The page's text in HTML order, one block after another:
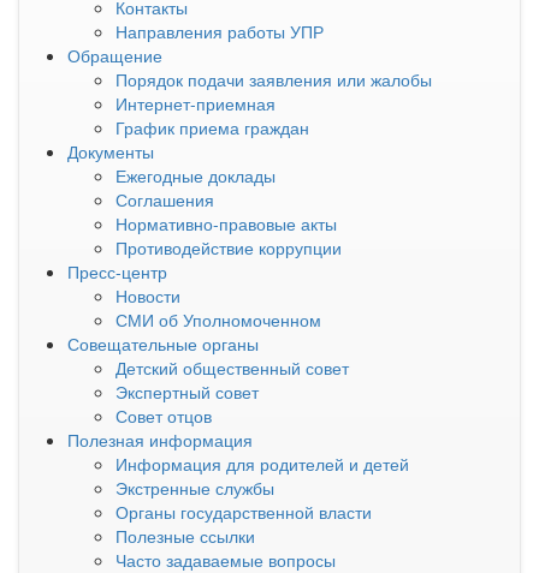
Контакты
Направления работы УПР
Обращение
Порядок подачи заявления или жалобы
Интернет-приемная
График приема граждан
Документы
Ежегодные доклады
Соглашения
Нормативно-правовые акты
Противодействие коррупции
Пресс-центр
Новости
СМИ об Уполномоченном
Совещательные органы
Детский общественный совет
Экспертный совет
Совет отцов
Полезная информация
Информация для родителей и детей
Экстренные службы
Органы государственной власти
Полезные ссылки
Часто задаваемые вопросы